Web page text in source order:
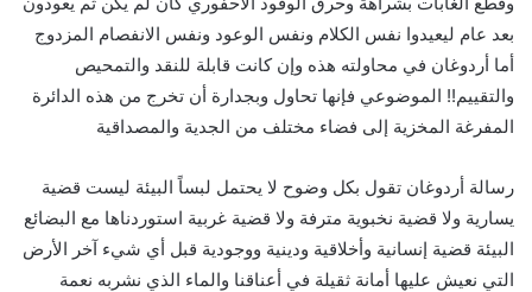
بعد عام ليعيدوا نفس الكلام ونفس الوعود ونفس الانفصام المزدوج
أما أردوغان في محاولته هذه وإن كانت قابلة للنقد والتمحيص
والتقييم!! الموضوعي فإنها تحاول وبجدارة أن تخرج من هذه الدائرة
المفرغة المخزية إلى فضاء مختلف من الجدية والمصداقية
رسالة أردوغان تقول بكل وضوح لا يحتمل لبساً البيئة ليست قضية
يسارية ولا قضية نخبوية مترفة ولا قضية غربية استوردناها مع البضائع
البيئة قضية إنسانية وأخلاقية ودينية ووجودية قبل أي شيء آخر الأرض
التي نعيش عليها أمانة ثقيلة في أعناقنا والماء الذي نشربه نعمة